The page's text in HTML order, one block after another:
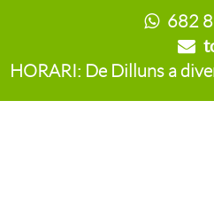
682
HORARI: De Dilluns a